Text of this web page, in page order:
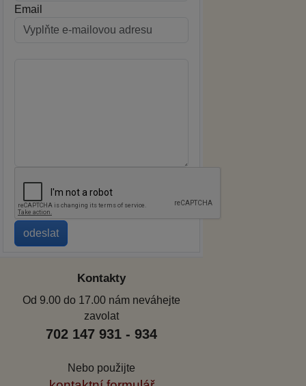
Email
Kontakty
Od 9.00 do 17.00 nám neváhejte
zavolat
702 147 931 - 934
Nebo použijte